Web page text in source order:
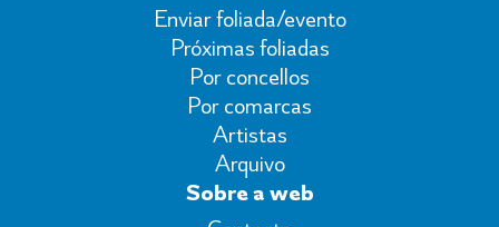
Enviar foliada/evento
Próximas foliadas
Por concellos
Por comarcas
Artistas
Arquivo
Sobre a web